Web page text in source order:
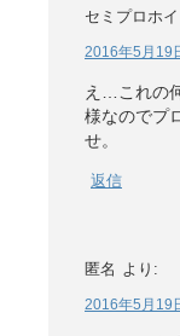
セミプロホ
2016年5月19
え…これの
様なのでプ
せ。
返信
匿名 より:
2016年5月19